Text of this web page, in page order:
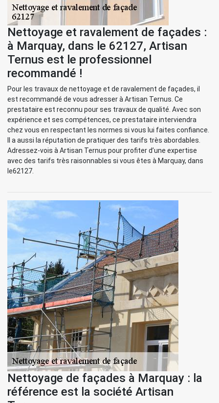
Nettoyage et ravalement de façades :
à Marquay, dans le 62127, Artisan
Ternus est le professionnel
recommandé !
Pour les travaux de nettoyage et de ravalement de façades, il
est recommandé de vous adresser à Artisan Ternus. Ce
prestataire est reconnu pour ses travaux de qualité. Avec son
expérience et ses compétences, ce prestataire interviendra
chez vous en respectant les normes si vous lui faites confiance.
Il a aussi la réputation de pratiquer des tarifs très abordables.
Adressez-vois à Artisan Ternus pour profiter d’une expertise
avec des tarifs très raisonnables si vous êtes à Marquay, dans
le62127.
Nettoyage de façades à Marquay : la
référence est la société Artisan